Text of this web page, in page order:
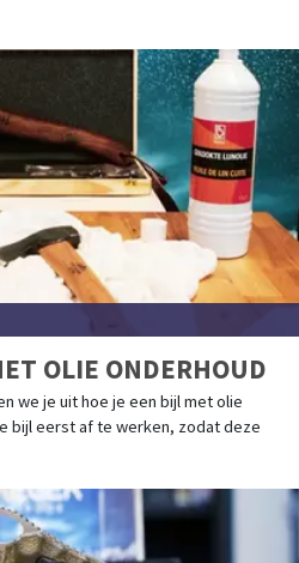
OLIE ONDERHOUD
we je uit hoe je een bijl met olie
bijl eerst af te werken, zodat deze